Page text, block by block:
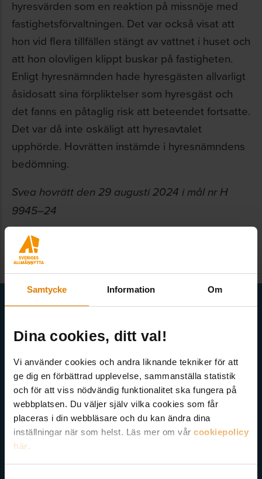
Samtycke Information Om
Dina cookies, ditt val!
Vi använder cookies och andra liknande tekniker för att
ge dig en förbättrad upplevelse, sammanställa statistik
och för att viss nödvändig funktionalitet ska fungera på
webbplatsen. Du väljer själv vilka cookies som får
placeras i din webbläsare och du kan ändra dina
inställningar när som helst. Läs mer om vår cookiepolicy
här.
hyresvärden som en reaktion på missnöje med
fastighetsförvaltningen. Det var också visat att
hon vid flera tillfällen stängt av vattnet i huset och
att hon olovligen klippt buskar på fastigheten.
Enligt hyresnämnden hade hyresgästen allvarligt
åsidosatt sina förpliktelser som hyresgäst och
det fanns en påtaglig risk att beteendet fortsatte.
Det var då inte oskäligt att hyresavtalet
upphörde. Hovrätten instämde i hyresnämndens
bedömning.
Svea hovrätt den 29 augusti 2024 i mål nr H
9945–24
Få senaste nytt direkt i din inkorg
utskick. Nyheter från Sveriges Allmännytta, Allmännyttan